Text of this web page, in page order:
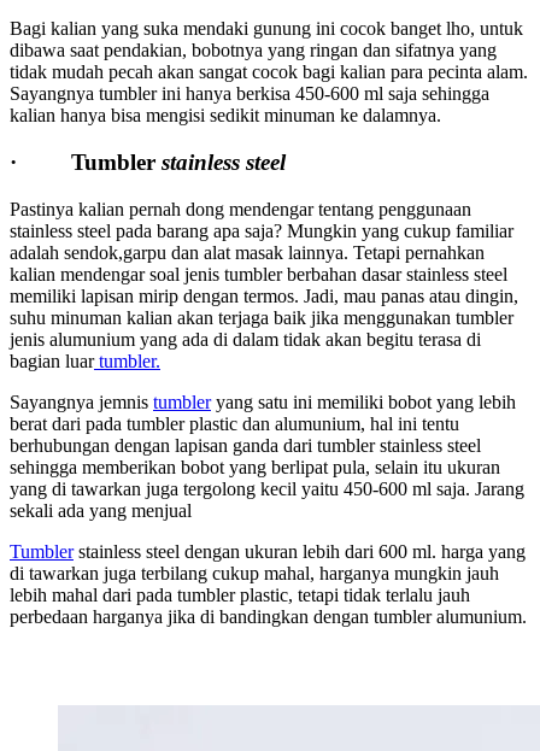
Bagi kalian yang suka mendaki gunung ini cocok banget lho, untuk
dibawa saat pendakian, bobotnya yang ringan dan sifatnya yang
tidak mudah pecah akan sangat cocok bagi kalian para pecinta alam.
Sayangnya tumbler ini hanya berkisa 450-600 ml saja sehingga
kalian hanya bisa mengisi sedikit minuman ke dalamnya.
· Tumbler stainless steel
Pastinya kalian pernah dong mendengar tentang penggunaan
stainless steel pada barang apa saja? Mungkin yang cukup familiar
adalah sendok,garpu dan alat masak lainnya. Tetapi pernahkan
kalian mendengar soal jenis tumbler berbahan dasar stainless steel
memiliki lapisan mirip dengan termos. Jadi, mau panas atau dingin,
suhu minuman kalian akan terjaga baik jika menggunakan tumbler
jenis alumunium yang ada di dalam tidak akan begitu terasa di
bagian luartumbler.
Sayangnya jemnis tumbleryang satu ini memiliki bobot yang lebih
berat dari pada tumbler plastic dan alumunium, hal ini tentu
berhubungan dengan lapisan ganda dari tumbler stainless steel
sehingga memberikan bobot yang berlipat pula, selain itu ukuran
yang di tawarkan juga tergolong kecil yaitu 450-600 ml saja. Jarang
sekali ada yang menjual
Tumblerstainless steel dengan ukuran lebih dari 600 ml. harga yang
di tawarkan juga terbilang cukup mahal, harganya mungkin jauh
lebih mahal dari pada tumbler plastic, tetapi tidak terlalu jauh
perbedaan harganya jika di bandingkan dengan tumbler alumunium.